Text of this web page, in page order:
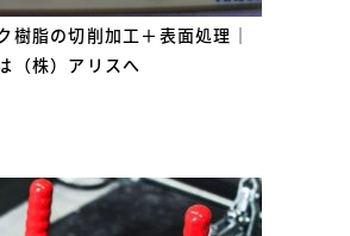
樹脂の切削加工＋表面処理｜
（株）アリスへ